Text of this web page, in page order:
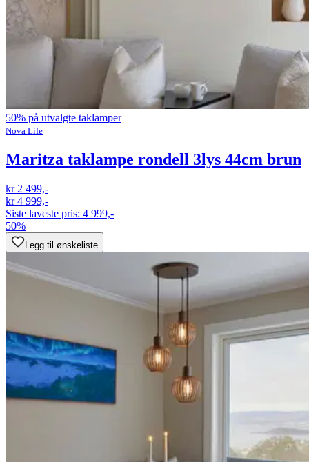
50% på utvalgte taklamper
Nova Life
Maritza taklampe rondell 3lys 44cm brun
kr 2 499,-
kr 4 999,-
Siste laveste pris: 4 999,-
50%
Legg til ønskeliste